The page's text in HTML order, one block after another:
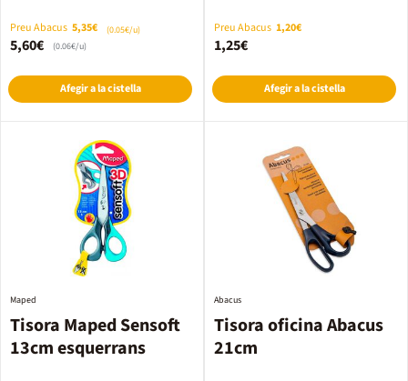
Preu Abacus 5,35€ (0.05€/u)
5,60€ (0.06€/u)
Afegir a la cistella
Preu Abacus 1,20€
1,25€
Afegir a la cistella
Tisora Maped Sensoft
13cm esquerrans
Maped
Tisora oficina Abacus
21cm
Abacus